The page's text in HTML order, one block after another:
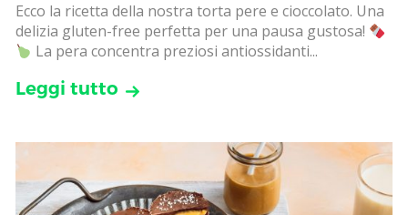
Ecco la ricetta della nostra torta pere e cioccolato. Una
delizia gluten-free perfetta per una pausa gustosa!
La pera concentra preziosi antiossidanti...
Leggi tutto